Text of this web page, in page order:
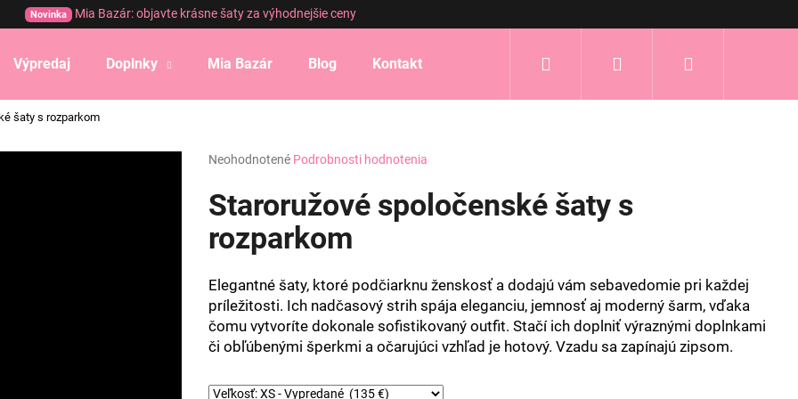
Novinka Mia Bazár: objavte krásne šaty za výhodnejšie ceny
Výpredaj Doplnky Mia Bazár Blog Kontakt Prihlásenie
šaty s rozparkom
Priemerné
produktu
je
hviezdičiek.
Neohodnotené Podrobnosti hodnotenia
Staroružové spoločenské šaty s
rozparkom
Elegantné šaty, ktoré podčiarknu ženskosť a dodajú vám sebavedomie pri každej
príležitosti. Ich nadčasový strih spája eleganciu, jemnosť aj moderný šarm, vďaka
čomu vytvoríte dokonale sofistikovaný outfit. Stačí ich doplniť výraznými doplnkami
či obľúbenými šperkmi a očarujúci vzhľad je hotový. Vzadu sa zapínajú zipsom.
Čo potrebujete nájsť?
HĽADAŤ